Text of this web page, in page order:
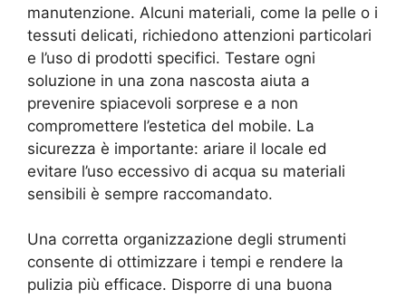
manutenzione. Alcuni materiali, come la pelle o i
tessuti delicati, richiedono attenzioni particolari
e l’uso di prodotti specifici. Testare ogni
soluzione in una zona nascosta aiuta a
prevenire spiacevoli sorprese e a non
compromettere l’estetica del mobile. La
sicurezza è importante: ariare il locale ed
evitare l’uso eccessivo di acqua su materiali
sensibili è sempre raccomandato.
Una corretta organizzazione degli strumenti
consente di ottimizzare i tempi e rendere la
pulizia più efficace. Disporre di una buona